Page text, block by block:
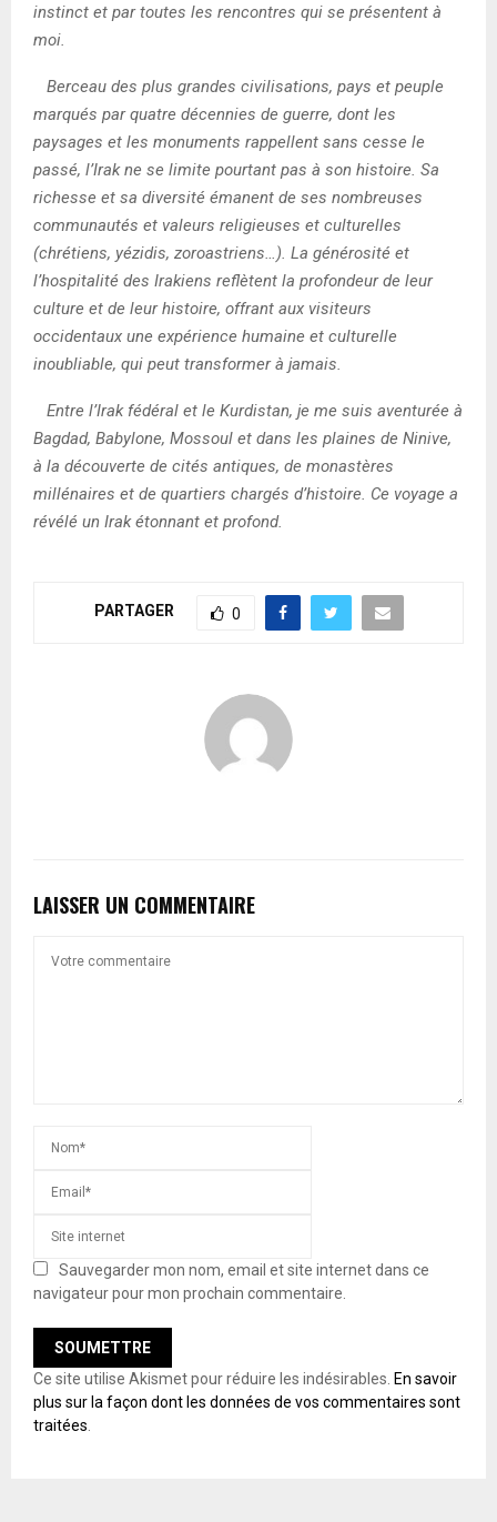
instinct et par toutes les rencontres qui se présentent à
moi.
Berceau des plus grandes civilisations, pays et peuple
marqués par quatre décennies de guerre, dont les
paysages et les monuments rappellent sans cesse le
passé, l’Irak ne se limite pourtant pas à son histoire. Sa
richesse et sa diversité émanent de ses nombreuses
communautés et valeurs religieuses et culturelles
(chrétiens, yézidis, zoroastriens…). La générosité et
l’hospitalité des Irakiens reflètent la profondeur de leur
culture et de leur histoire, offrant aux visiteurs
occidentaux une expérience humaine et culturelle
inoubliable, qui peut transformer à jamais.
Entre l’Irak fédéral et le Kurdistan, je me suis aventurée à
Bagdad, Babylone, Mossoul et dans les plaines de Ninive,
à la découverte de cités antiques, de monastères
millénaires et de quartiers chargés d’histoire. Ce voyage a
révélé un Irak étonnant et profond.
PARTAGER 0
LAISSER UN COMMENTAIRE
Sauvegarder mon nom, email et site internet dans ce
navigateur pour mon prochain commentaire.
Ce site utilise Akismet pour réduire les indésirables. En savoir
plus sur la façon dont les données de vos commentaires sont
traitées